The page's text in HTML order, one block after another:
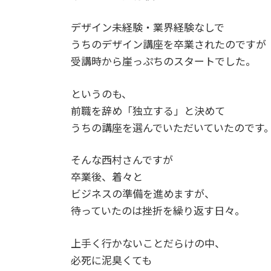
デザイン未経験・業界経験なしで
うちのデザイン講座を卒業されたのですが
受講時から崖っぷちのスタートでした。
というのも、
前職を辞め「独立する」と決めて
うちの講座を選んでいただいていたのです
そんな西村さんですが
卒業後、着々と
ビジネスの準備を進めますが、
待っていたのは挫折を繰り返す日々。
上手く行かないことだらけの中、
必死に泥臭くても